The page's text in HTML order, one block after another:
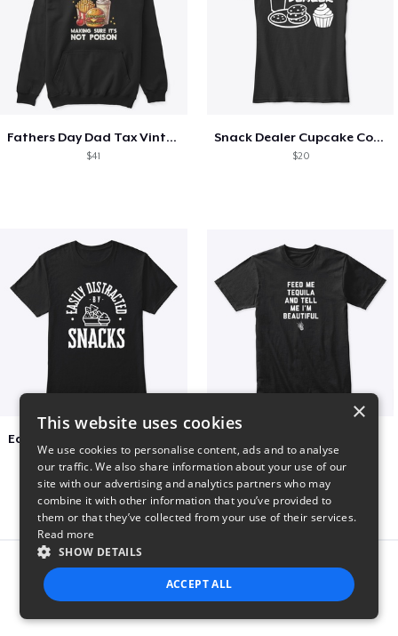
Fathers Day Dad Tax Vintage Papa T-Shirt
$41
Snack Dealer Cupcake Cookie and Milk
$20
Easily Distracted by Snacks
Report this product
×
This website uses cookies
We use cookies to personalise content, ads and to analyse
our traffic. We also share information about your use of our
site with our advertising and analytics partners who may
combine it with other information that you’ve provided to
them or that they’ve collected from your use of their services.
Read more
SHOW DETAILS
ACCEPT ALL
STRICTLY NECESSARY PERFORMANCE